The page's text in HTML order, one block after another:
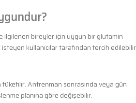
ilgilenen bireyler için uygun bir glutamin
kullanıcılar tarafından tercih
tüketilir. Antrenman sonrasında veya gün
planına göre değişebilir.